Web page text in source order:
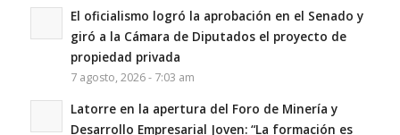
El oficialismo logró la aprobación en el Senado y
giró a la Cámara de Diputados el proyecto de
propiedad privada
7 agosto, 2026 - 7:03 am
Latorre en la apertura del Foro de Minería y
Desarrollo Empresarial Joven: “La formación es